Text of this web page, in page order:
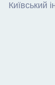
Київський